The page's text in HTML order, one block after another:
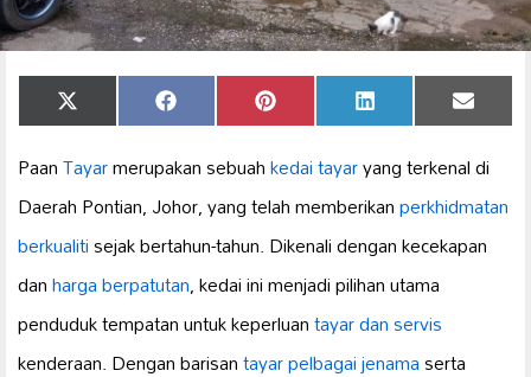
Share
on
X
(Twitter)
Share
on
Facebook Share
on
Pinterest Share
on
LinkedIn Share
on
Email
PaanTayarmerupakan sebuahkedai tayaryang terkenal di
Daerah Pontian, Johor, yang telah memberikanperkhidmatan
berkualitisejak bertahun-tahun. Dikenali dengan kecekapan
danharga berpatutan, kedai ini menjadi pilihan utama
penduduk tempatan untuk keperluantayar dan servis
kenderaan. Dengan barisantayar pelbagai jenamaserta